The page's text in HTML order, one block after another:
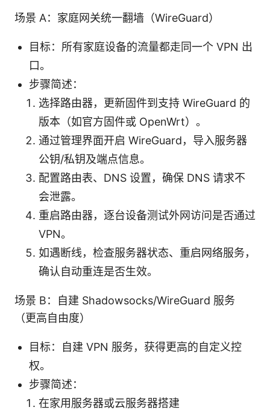
场景 A：家庭网关统一翻墙（WireGuard）
目标：所有家庭设备的流量都走同一个 VPN 出
口。
步骤简述：
选择路由器，更新固件到支持 WireGuard 的
版本（如官方固件或 OpenWrt）。
通过管理界面开启 WireGuard，导入服务器
公钥/私钥及端点信息。
配置路由表、DNS 设置，确保 DNS 请求不
会泄露。
重启路由器，逐台设备测试外网访问是否通过
VPN。
如遇断线，检查服务器状态、重启网络服务，
确认自动重连是否生效。
场景 B：自建 Shadowsocks/WireGuard 服务
（更高自由度）
目标：自建 VPN 服务，获得更高的自定义控
权。
步骤简述：
在家用服务器或云服务器搭建